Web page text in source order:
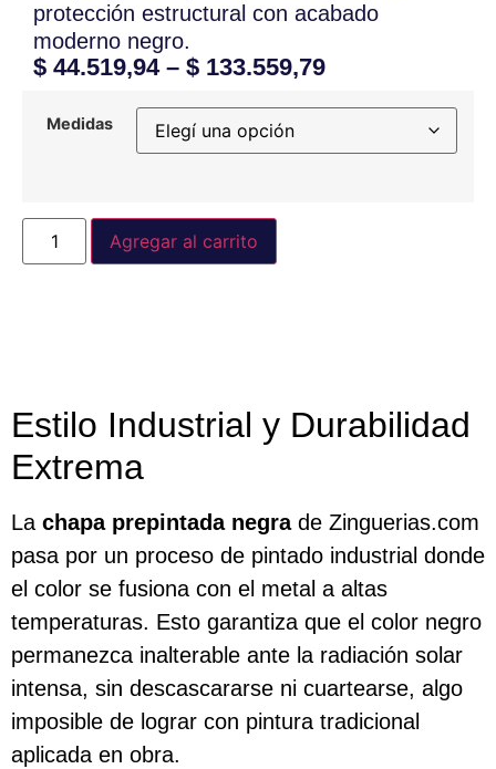
protección estructural con acabado
moderno negro.
$ 44.519,94 – $ 133.559,79
Medidas
Agregar al carrito
Estilo Industrial y Durabilidad
Extrema
La chapa prepintada negrade Zinguerias.com
pasa por un proceso de pintado industrial donde
el color se fusiona con el metal a altas
temperaturas. Esto garantiza que el color negro
permanezca inalterable ante la radiación solar
intensa, sin descascararse ni cuartearse, algo
imposible de lograr con pintura tradicional
aplicada en obra.